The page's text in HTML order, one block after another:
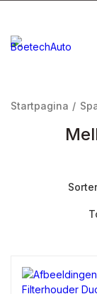
Startpagina /